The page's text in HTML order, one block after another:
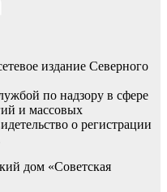
издание Северного
по надзору в сфере
и массовых
о регистрации
дом «Советская